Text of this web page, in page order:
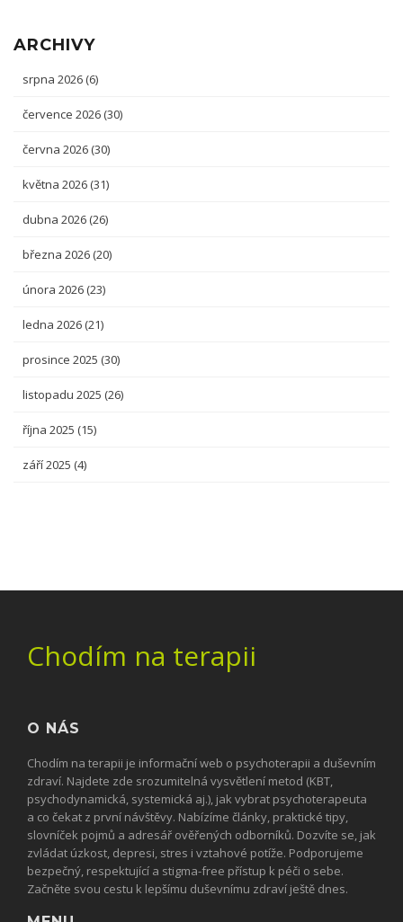
ARCHIVY
srpna 2026 (6)
července 2026 (30)
června 2026 (30)
května 2026 (31)
dubna 2026 (26)
března 2026 (20)
února 2026 (23)
ledna 2026 (21)
prosince 2025 (30)
listopadu 2025 (26)
října 2025 (15)
září 2025 (4)
Chodím na terapii
O NÁS
Chodím na terapii je informační web o psychoterapii a duševním
zdraví. Najdete zde srozumitelná vysvětlení metod (KBT,
psychodynamická, systemická aj.), jak vybrat psychoterapeuta
a co čekat z první návštěvy. Nabízíme články, praktické tipy,
slovníček pojmů a adresář ověřených odborníků. Dozvíte se, jak
zvládat úzkost, depresi, stres i vztahové potíže. Podporujeme
bezpečný, respektující a stigma-free přístup k péči o sebe.
Začněte svou cestu k lepšímu duševnímu zdraví ještě dnes.